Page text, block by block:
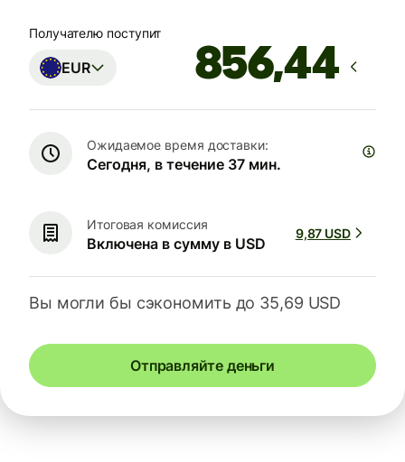
Получателю поступит
EUR
Ожидаемое время доставки:
Сегодня, в течение 37 мин.
Итоговая комиссия
Включена в сумму в USD
9,87 USD
Вы могли бы сэкономить до 35,69 USD
Отправляйте деньги